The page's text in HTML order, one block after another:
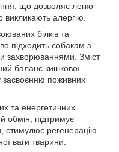
що дозволяє легко
викликають алергію.
білків та
підходить собакам з
захворюваннями. Зміст
баланс кишкової
поживних
та енергетичних
обмін, підтримує
стимулює регенерацію
ваги тварини.